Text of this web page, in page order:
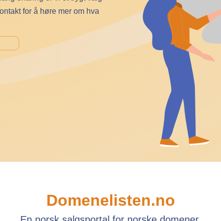
for å høre mer om hva
Domenelisten.no